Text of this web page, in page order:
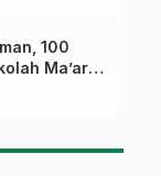
100
Ma’arif
Literasi